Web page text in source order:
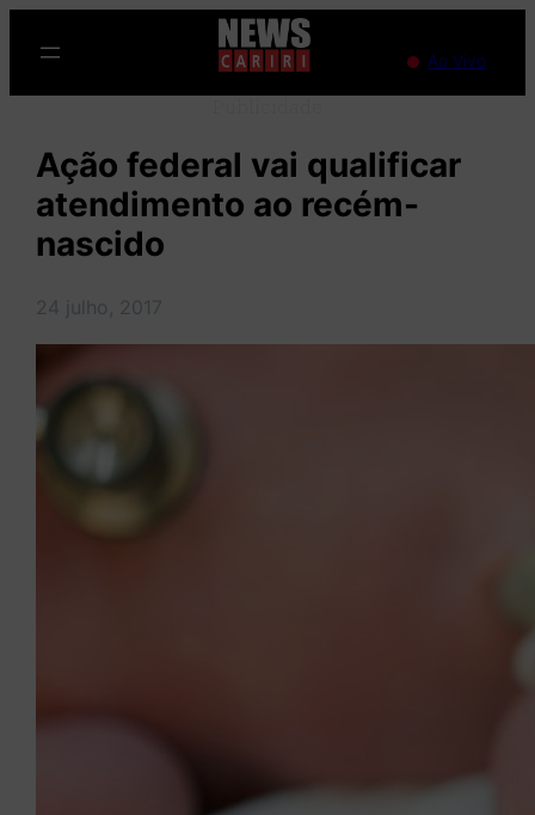
para
o
Ao Vivo
Ação federal vai qualificar
atendimento ao recém-
nascido
24 julho, 2017